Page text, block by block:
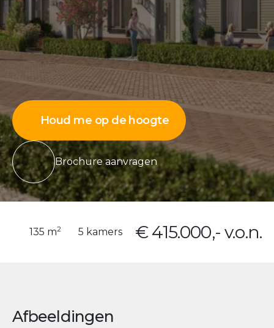
Houd me op de hoogte
Brochure aanvragen
135 m2 5 kamers € 415.000,- v.o.n.
Afbeeldingen